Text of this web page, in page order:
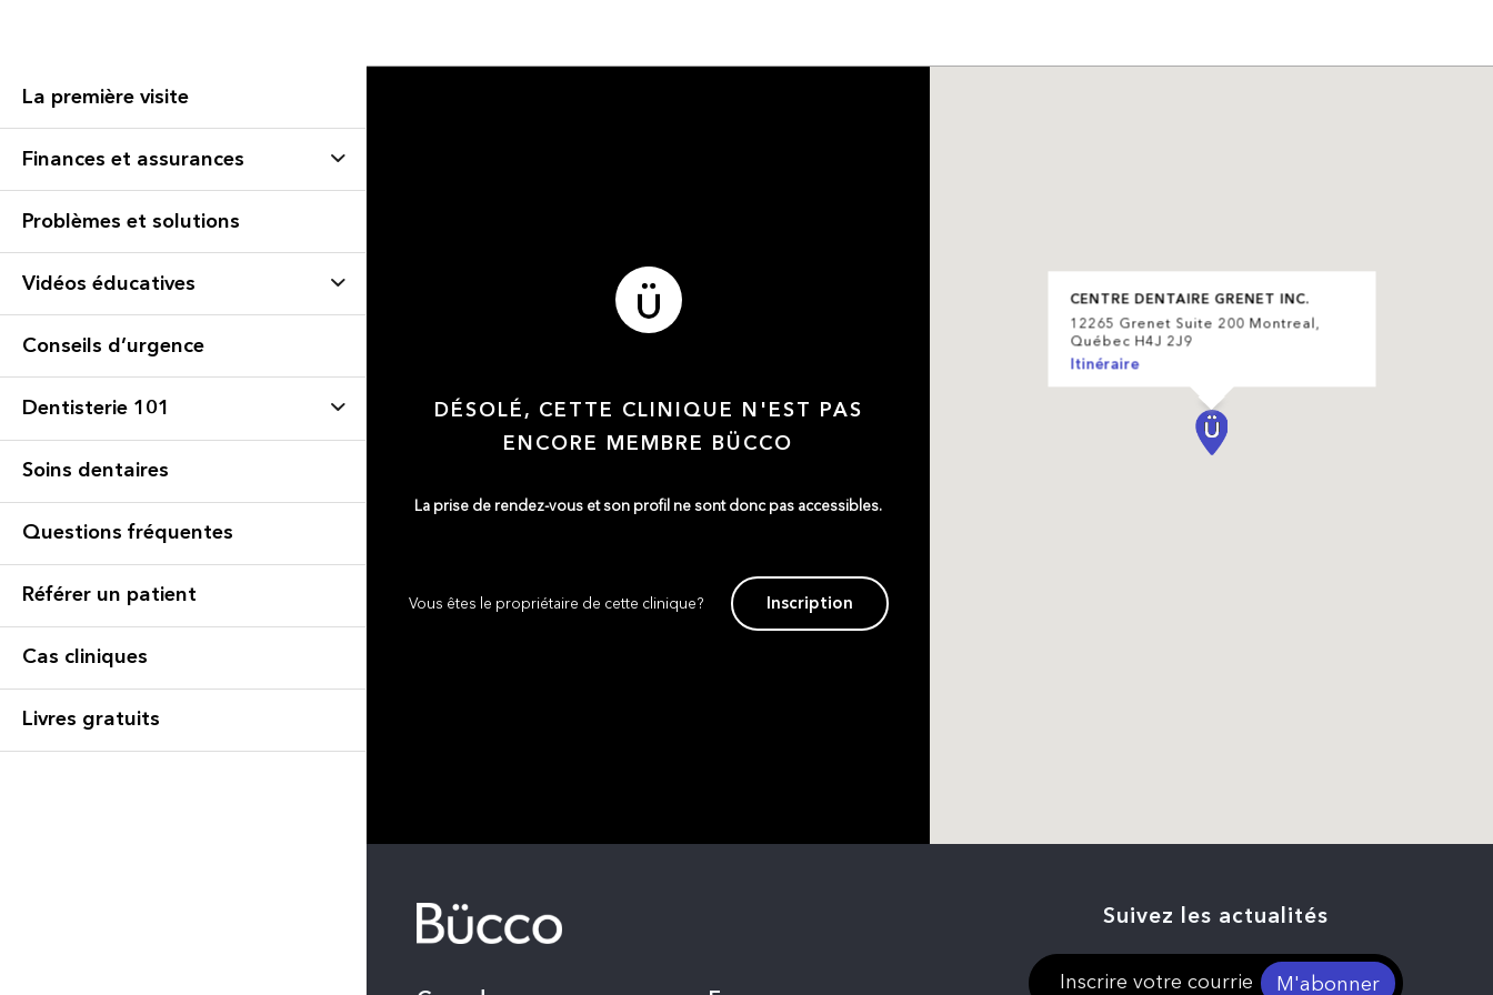
La première visite
Finances et assurances
Problèmes et solutions
Vidéos éducatives
Conseils d’urgence
Dentisterie 101
Soins dentaires
Questions fréquentes
Référer un patient
Cas cliniques
Livres gratuits
DÉSOLÉ, CETTE CLINIQUE N'EST PAS
ENCORE MEMBRE BÜCCO
La prise de rendez-vous et son profil ne sont donc pas accessibles.
Vous êtes le propriétaire de cette clinique? Inscription
CENTRE DENTAIRE GRENET INC.
12265 Grenet Suite 200 Montreal,
Québec H4J 2J9
Itinéraire
Suivez les actualités
M'abonner